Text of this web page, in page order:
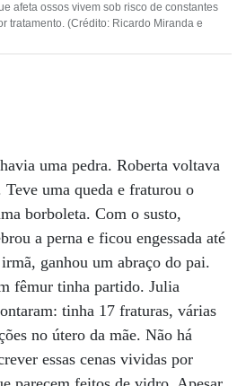
afeta ossos vivem sob risco de constantes
tratamento. (Crédito: Ricardo Miranda e
uma pedra. Roberta voltava
uma queda e fraturou o
borboleta. Com o susto,
a perna e ficou engessada até
ganhou um abraço do pai.
fêmur tinha partido. Julia
tinha 17 fraturas, várias
no útero da mãe. Não há
essas cenas vividas por